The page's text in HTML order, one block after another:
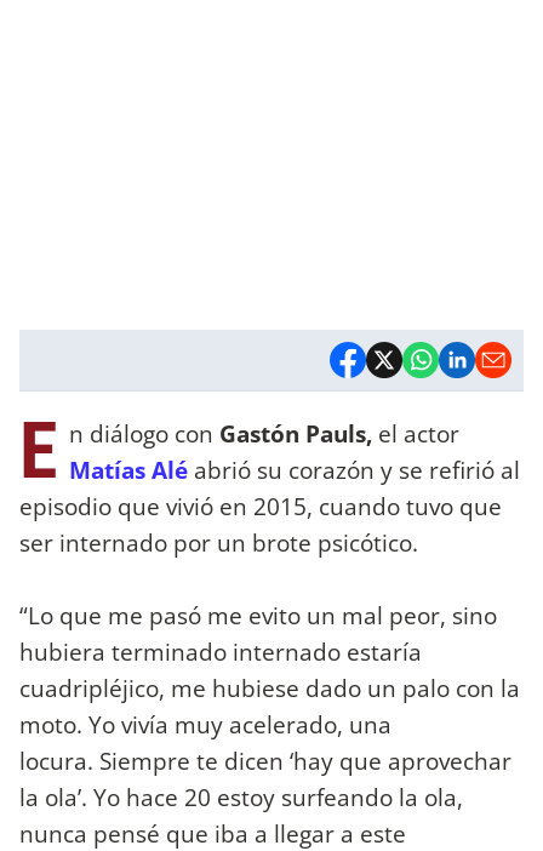
E n diálogo con Gastón Pauls, el actor
Matías Alé abrió su corazón y se refirió al
episodio que vivió en 2015, cuando tuvo que
ser internado por un brote psicótico.
“Lo que me pasó me evito un mal peor, sino
hubiera terminado internado estaría
cuadripléjico, me hubiese dado un palo con la
moto. Yo vivía muy acelerado, una
locura. Siempre te dicen ‘hay que aprovechar
la ola’. Yo hace 20 estoy surfeando la ola,
nunca pensé que iba a llegar a este